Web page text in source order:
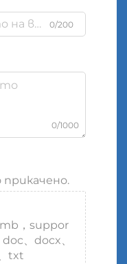
0/200
0/1000
，suppor
、docx、
txt